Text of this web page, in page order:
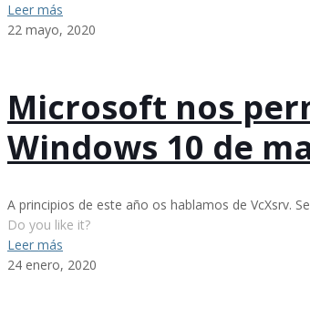
Leer más
22 mayo, 2020
Microsoft nos
Windows 10 de
A principios de este año os hablamos de VcXsrv.
Do you like it?
Leer más
24 enero, 2020